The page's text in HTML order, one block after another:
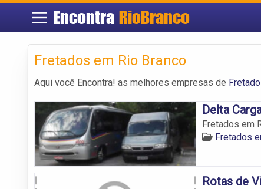
Encontra RioBranco
Fretados em Rio Branco
Aqui você Encontra! as melhores empresas de
Delta
Fretados em
Fretados
Rotas de